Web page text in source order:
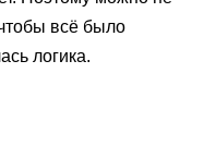
всё было
логика.